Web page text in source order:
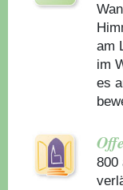
am
im
es
800